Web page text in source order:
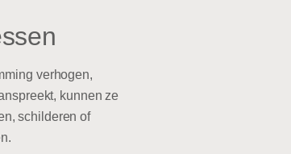
verhogen,
kunnen ze
schilderen of